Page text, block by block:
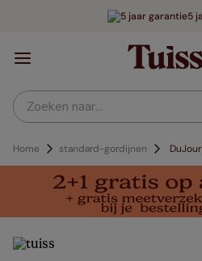
5
Zoeken naar...
Home standard-gordijnen